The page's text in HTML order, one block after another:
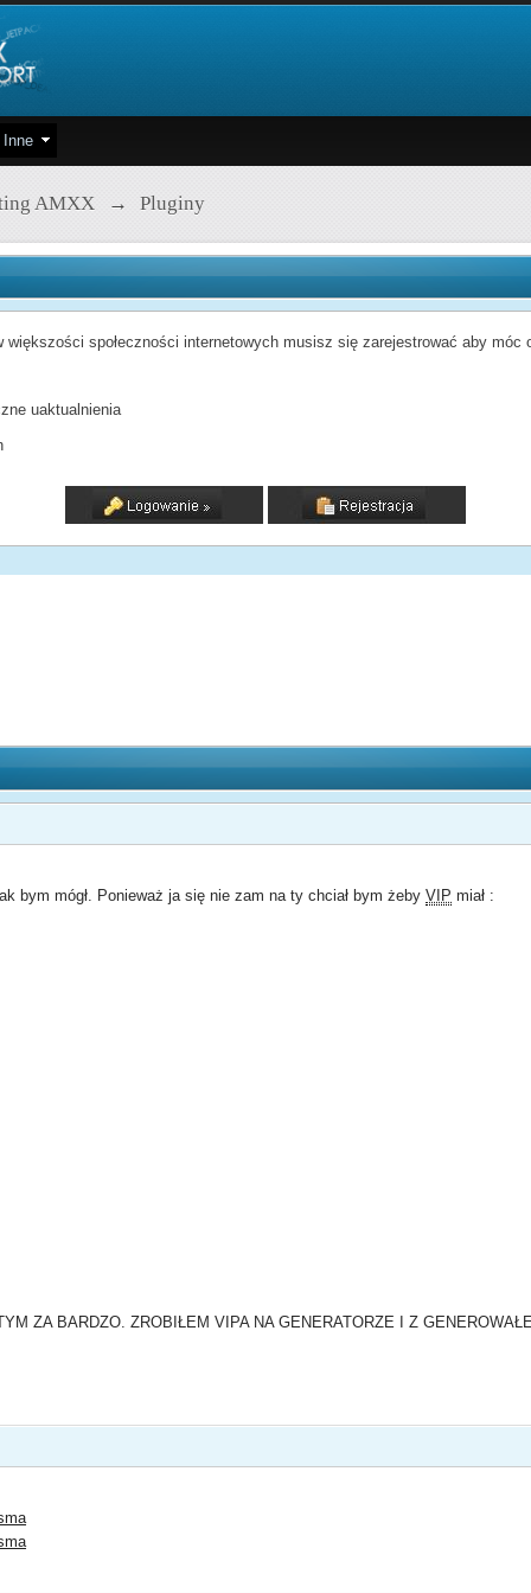
Inne
AMXX → Pluginy
większości społeczności internetowych musisz się zarejestrować aby
uaktualnienia
bym mógł. Ponieważ ja się nie zam na ty chciał bym żebyVIP miał :
ZA BARDZO. ZROBIŁEM VIPA NA GENERATORZE I Z